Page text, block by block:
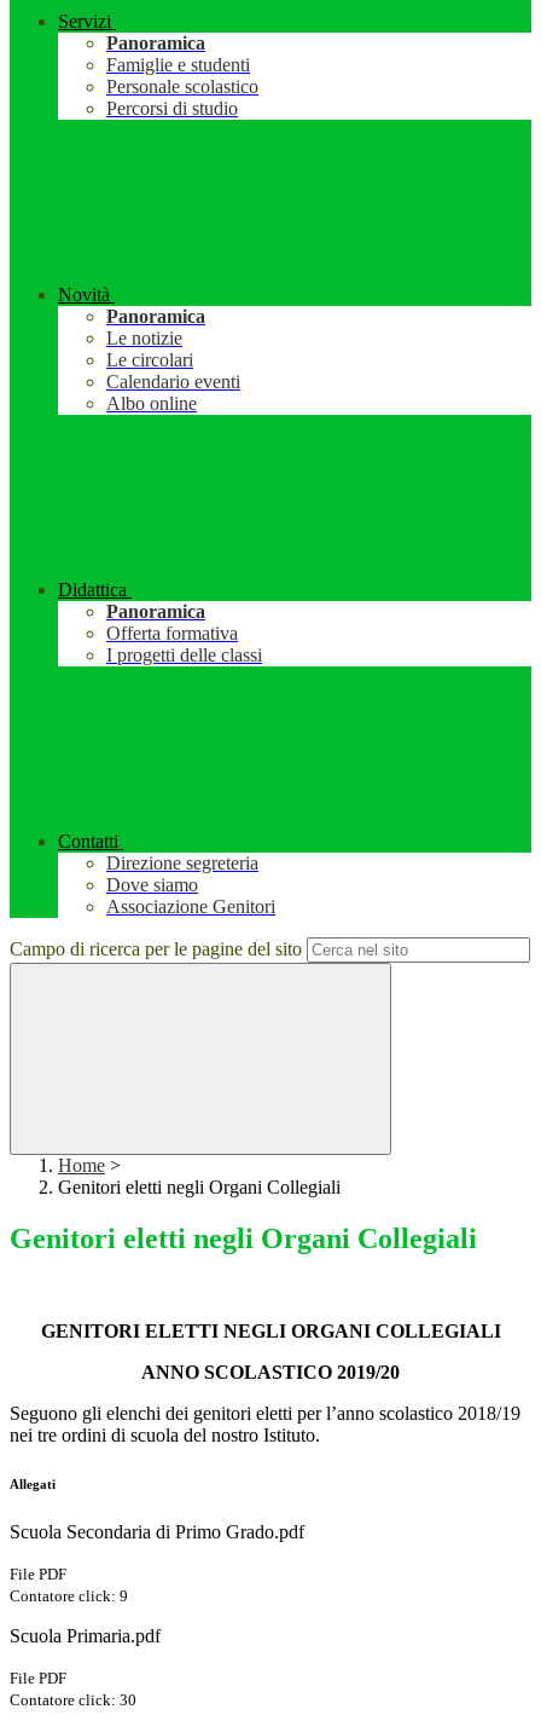
Servizi
Panoramica
Famiglie e studenti
Personale scolastico
Percorsi di studio
Novità
Panoramica
Le notizie
Le circolari
Calendario eventi
Albo online
Didattica
Panoramica
Offerta formativa
I progetti delle classi
Contatti
Direzione segreteria
Dove siamo
Associazione Genitori
Campo di ricerca per le pagine del sito
Home >
Genitori eletti negli Organi Collegiali
Genitori eletti negli Organi Collegiali
GENITORI ELETTI NEGLI ORGANI COLLEGIALI
ANNO SCOLASTICO 2019/20
Seguono gli elenchi dei genitori eletti per l’anno scolastico 2018/19
nei tre ordini di scuola del nostro Istituto.
Allegati
Scuola Secondaria di Primo Grado.pdf
File PDF
Contatore click: 9
Scuola Primaria.pdf
File PDF
Contatore click: 30